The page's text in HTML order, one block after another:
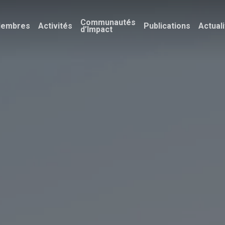
Activités Communautés
d’Impact Publications